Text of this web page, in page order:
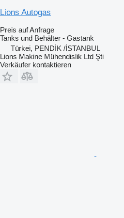
Lions Autogas
Preis auf Anfrage
Tanks und Behälter - Gastank
Türkei, PENDİK /İSTANBUL
Lions Makine Mühendislik Ltd Şti
Verkäufer kontaktieren